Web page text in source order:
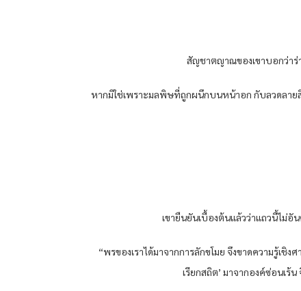
สัญชาตญาณของเขาบอกว่าร่
หากมิใช่เพราะมลพิษที่ถูกผนึกบนหน้าอก กับลวดลาย
เขายืนยันเบื้องต้นแล้วว่าแถวนี้ไม่อั
“พรของเราได้มาจากการลักขโมย จึงขาดความรู้เ
เรียกสถิต’ มาจากองค์ซ่อนเร้